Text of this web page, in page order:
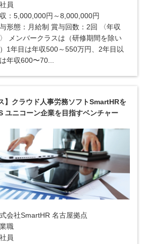
員
：5,000,000円～8,000,000円
形態：月給制 賞与回数：2回 〈年収
メンバークラスは（研修期間を除い
1年目は年収500～550万円、2年目以
年収600〜70...
】クラウド人事労務ソフトSmartHRを
ユニコーン企業を目指すベンチャー
会社SmartHR 名古屋拠点
職
員